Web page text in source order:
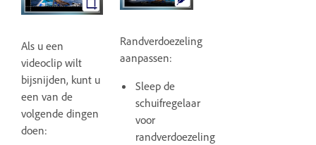
Als u een
videoclip wilt
bijsnijden, kunt u
een van de
volgende dingen
doen:
Randverdoezeling
aanpassen:
Sleep de
schuifregelaar
voor
randverdoezeling